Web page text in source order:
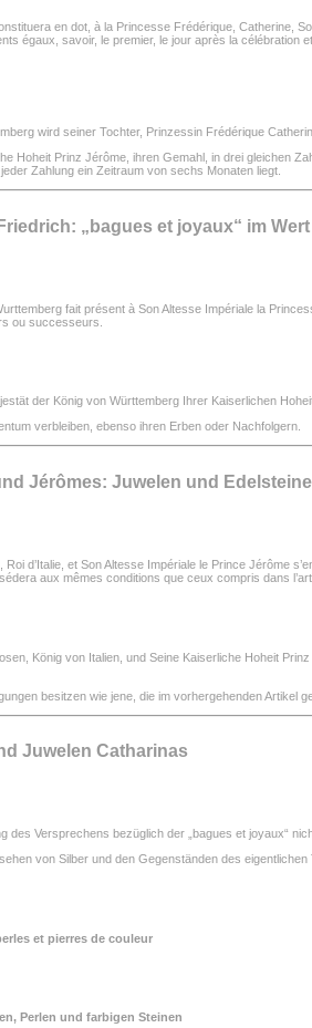
en dot, à la Princesse Frédérique, Catherine,
égaux, savoir, le premier, le jour après la célébration
wird seiner Tochter, Prinzessin Frédérique
Hoheit Prinz Jérôme, ihren Gemahl, in drei gleichen
Zahlung ein Zeitraum von sechs Monaten liegt.
„bagues et joyaux“ im
fait présent à Son Altesse Impériale la
ou successeurs.
der König von Württemberg Ihrer Kaiserlichen
verbleiben, ebenso ihren Erben oder Nachfolgern.
Jérômes: Juwelen und
Roi d’Italie, et Son Altesse Impériale le Prince Jérôme
aux mêmes conditions que ceux compris dans
König von Italien, und Seine Kaiserliche Hoheit
besitzen wie jene, die im vorhergehenden Artikel
Juwelen Catharinas
des Versprechens bezüglich der „bagues et joyaux“
von Silber und den Gegenständen des
et pierres de couleur
Perlen und farbigen Steinen